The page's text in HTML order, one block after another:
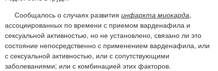
Сообщалось о случаях развития инфаркта миокарда,
ассоциированных по времени с приемом варденафила и
сексуальной активностью, но не установлено, связано ли это
состояние непосредственно с применением варденафила, или
с сексуальной активностью, или с сопутствующими
заболеваниями; или с комбинацией этих факторов.